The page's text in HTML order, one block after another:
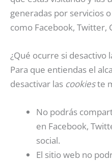
generadas por servicios
como Facebook, Twitter,
¿Qué ocurre si desactivo
Para que entiendas el
desactivar las cookieste
No podrás
en Facebook,
social.
El sitio web no